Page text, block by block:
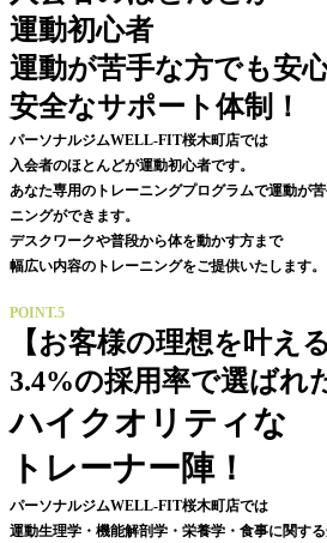
運動初心者
運動が苦手な方でも安
安全なサポート体制！
パーソナルジムWELL-FIT桜木町店では
入会者のほとんどが運動初心者です。
あなた専用のトレーニングプログラムで運動が
ニングができます。
デスクワークや普段から体を動かす方まで
幅広い内容のトレーニングをご提供いたします。
POINT.5
【お客様の理想を叶える
3.4%の採用率で選ばれ
ハイクオリティな
トレーナー陣！
パーソナルジムWELL-FIT桜木町店では
運動生理学・ 機能解剖学 ・栄養学・食事に関す